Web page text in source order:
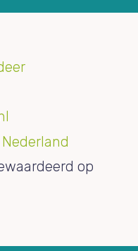
op